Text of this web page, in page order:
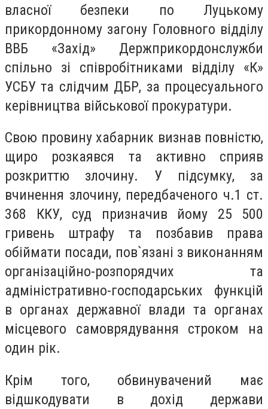
власної безпеки по Луцькому
прикордонному загону Головного відділу
ВВБ «Захід» Держприкордонслужби
спільно зі співробітниками відділу «К»
УСБУ та слідчим ДБР, за процесуального
керівництва військової прокуратури.
Свою провину хабарник визнав повністю,
щиро розкаявся та активно сприяв
розкриттю злочину. У підсумку, за
вчинення злочину, передбаченого ч.1 ст.
368 ККУ, суд призначив йому 25 500
гривень штрафу та позбавив права
обіймати посади, пов`язані з виконанням
організаційно-розпорядчих та
адміністративно-господарських функцій
в органах державної влади та органах
місцевого самоврядування строком на
один рік.
Крім того, обвинувачений має
відшкодувати в дохід держави